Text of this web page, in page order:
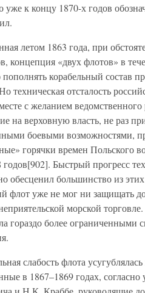
уже к концу 1870-х годов
летом 1863 года, при
концепция «двух флотов» в
пополнять корабельный состав
техническая отсталость
с желанием
на верховную власть, не раз
боевыми возможностями,
горячки времен Польского
годов[902]. Быстрый прогресс
обесценил большинство из
флот уже не мог ни защищать
морской
гораздо более ограниченными
слабость флота
в 1867–1869 годах,